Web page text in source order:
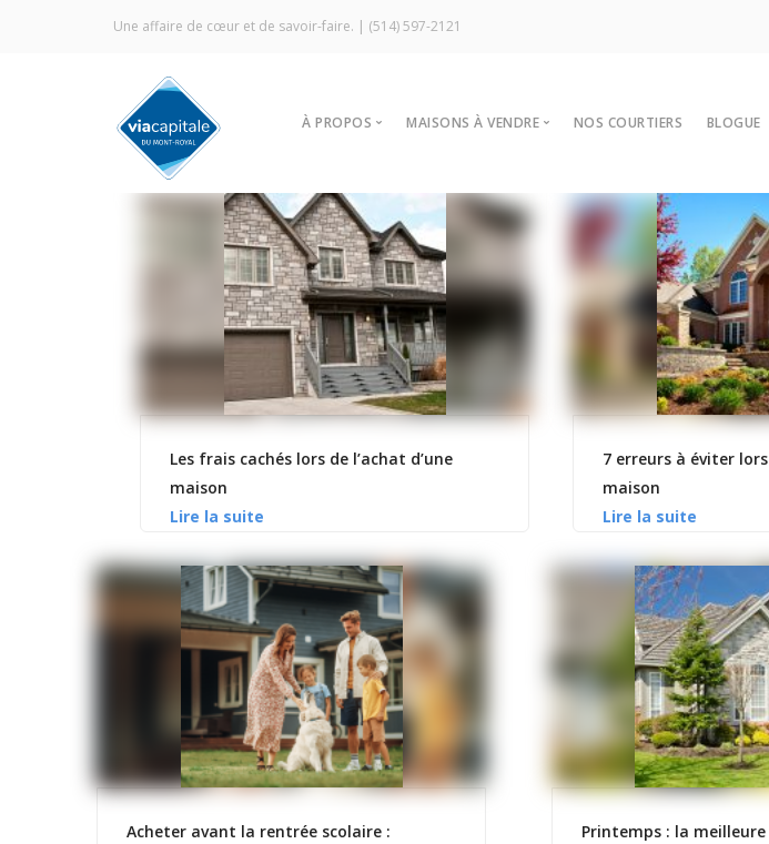
Une affaire de cœur et de savoir-faire. | (514) 597-2121
À PROPOS
Notre agence
Vitrine Écologique
Certification ÉcoCourtier
Signature Via Capitale
Commercial
Prestige MLS
Témoignages
MAISONS À VENDRE
Trouver votre maison
Nos stratégies de vente
Visites libres
À louer
NOS COURTIERS BLOGUE
Les frais cachés lors de l’achat d’une
maison
7 erreurs à éviter
maison
Acheter avant la rentrée scolaire :
Printemps : la